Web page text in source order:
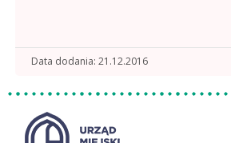
Data dodania 21.12.2016